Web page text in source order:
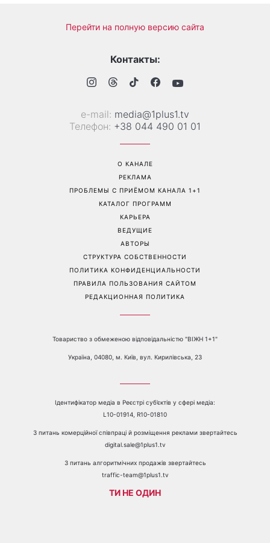
Перейти на полную версию сайта
Контакты:
е-mail: media@1plus1.tv
Телефон: +38 044 490 01 01
О КАНАЛЕ
РЕКЛАМА
ПРОБЛЕМЫ С ПРИЁМОМ КАНАЛА 1+1
КАТАЛОГ ПРОГРАММ
КАРЬЕРА
ВЕДУЩИЕ
АВТОРЫ
СТРУКТУРА СОБСТВЕННОСТИ
ПОЛИТИКА КОНФИДЕНЦИАЛЬНОСТИ
ПРАВИЛА ПОЛЬЗОВАНИЯ САЙТОМ
РЕДАКЦИОННАЯ ПОЛИТИКА
Товариство з обмеженою відповідальністю "ВІЖН 1+1"
Україна, 04080, м. Київ, вул. Кирилівська, 23
Ідентифікатор медіа в Реєстрі суб’єктів у сфері медіа:
L10-01914, R10-01810
З питань комерційної співпраці й розміщення реклами звертайтесь
digital.sale@1plus1.tv
З питань алгоритмічних продажів звертайтесь
traffic-team@1plus1.tv
ТИ НЕ ОДИН